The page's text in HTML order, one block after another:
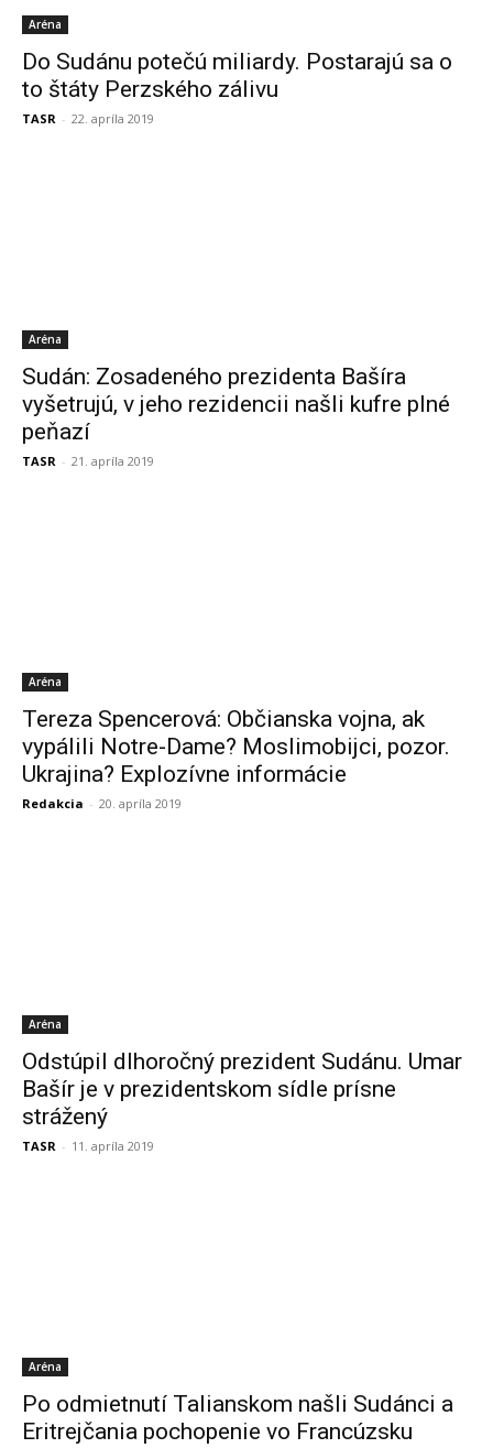
Aréna
Do Sudánu potečú miliardy. Postarajú sa o
to štáty Perzského zálivu
TASR - 22. apríla 2019
Aréna
Sudán: Zosadeného prezidenta Bašíra
vyšetrujú, v jeho rezidencii našli kufre plné
peňazí
TASR - 21. apríla 2019
Aréna
Tereza Spencerová: Občianska vojna, ak
vypálili Notre-Dame? Moslimobijci, pozor.
Ukrajina? Explozívne informácie
Redakcia - 20. apríla 2019
Aréna
Odstúpil dlhoročný prezident Sudánu. Umar
Bašír je v prezidentskom sídle prísne
strážený
TASR - 11. apríla 2019
Aréna
Po odmietnutí Talianskom našli Sudánci a
Eritrejčania pochopenie vo Francúzsku